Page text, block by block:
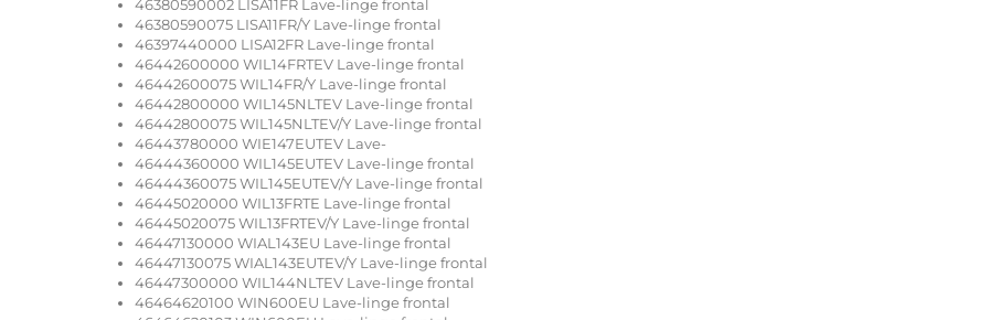
46380590002 LISA11FR Lave-linge frontal
46380590075 LISA11FR/Y Lave-linge frontal
46397440000 LISA12FR Lave-linge frontal
46442600000 WIL14FRTEV Lave-linge frontal
46442600075 WIL14FR/Y Lave-linge frontal
46442800000 WIL145NLTEV Lave-linge frontal
46442800075 WIL145NLTEV/Y Lave-linge frontal
46443780000 WIE147EUTEV Lave-
46444360000 WIL145EUTEV Lave-linge frontal
46444360075 WIL145EUTEV/Y Lave-linge frontal
46445020000 WIL13FRTE Lave-linge frontal
46445020075 WIL13FRTEV/Y Lave-linge frontal
46447130000 WIAL143EU Lave-linge frontal
46447130075 WIAL143EUTEV/Y Lave-linge frontal
46447300000 WIL144NLTEV Lave-linge frontal
46464620100 WIN600EU Lave-linge frontal